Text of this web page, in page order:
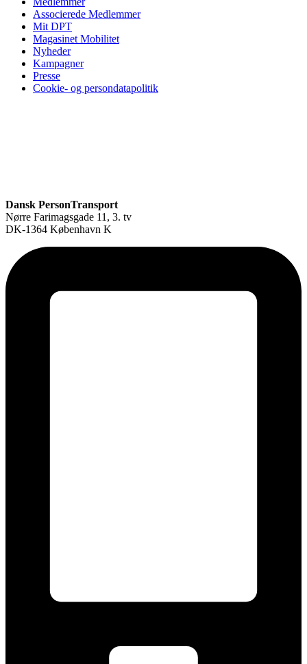
Associerede Medlemmer
Mit DPT
Magasinet Mobilitet
Nyheder
Kampagner
Presse
Cookie- og persondatapolitik
Dansk PersonTransport
Nørre Farimagsgade 11, 3. tv
DK-1364 København K